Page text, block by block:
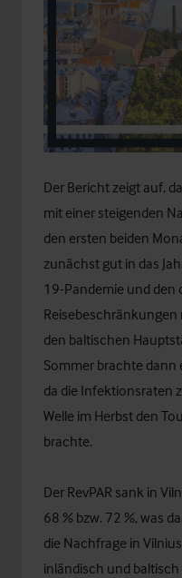
Der Bericht zeigt auf,
mit einer steigenden
den ersten beiden
zunächst gut in das
19-Pandemie und
den baltischen
Sommer brachte
da die Infektionsraten
Welle im Herbst den
brachte.
Der RevPAR sank in
68 % bzw. 72 %, was
die Nachfrage in
inländisch und baltisch